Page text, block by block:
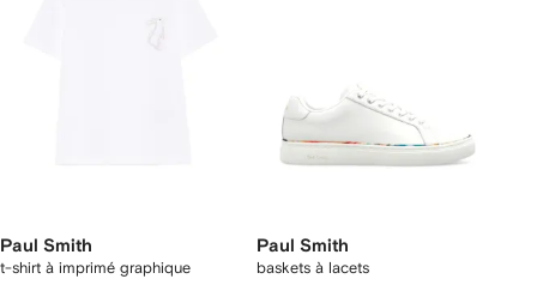
Paul Smith
t-shirt à imprimé graphique
Paul Smith
baskets à lacets